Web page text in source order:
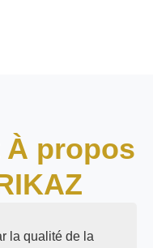
À propos
la qualité de la